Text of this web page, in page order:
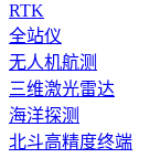
RTK
全站仪
无人机航测
三维激光雷达
海洋探测
北斗高精度终端